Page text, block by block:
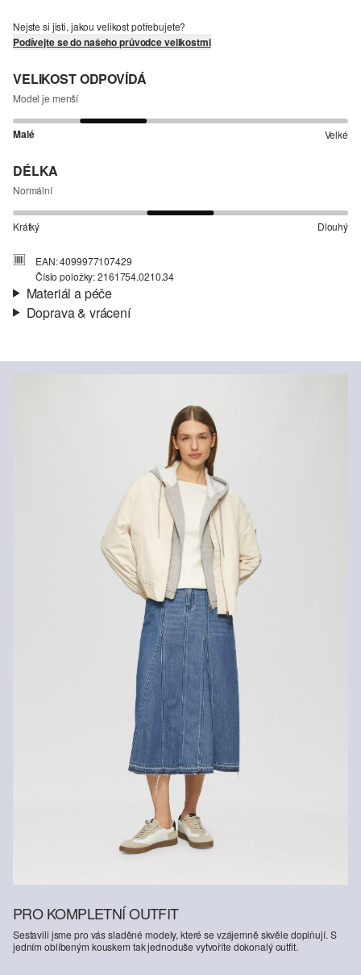
Nejste si jisti, jakou velikost potřebujete?
Podívejte se do našeho průvodce velikostmi
VELIKOST ODPOVÍDÁ
Model je menší
Malé Velké
DÉLKA
Normální
Krátký Dlouhý
EAN: 4099977107429
Číslo položky: 2161754.0210.34
Materiál a péče
měkké a hřejivé, Hladké, Velmi kvalitní
Nelze bělit chlórem
Nesušit v sušičce
Šetrné praní v pračce na 30 °
Nežehlit při vysoké teplotě
Nelze chemicky čistit
Doprava & vrácení
standardní doručení jsou 119,00 Kč .
Své zboží nám můžete bezplatně vrátit do 14 dnů.
PRO KOMPLETNÍ OUTFIT
Sestavili jsme pro vás sladěné modely, které se vzájemně skvěle doplňují. S
jedním oblíbeným kouskem tak jednoduše vytvoříte dokonalý outfit.